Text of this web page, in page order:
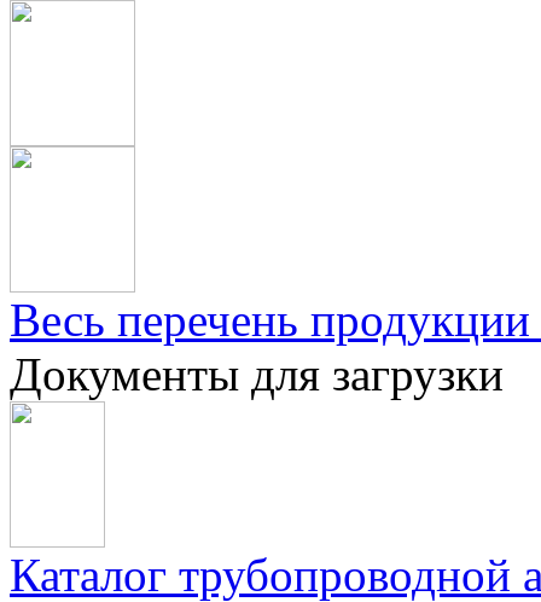
Весь перечень продукции
Документы для загрузки
Каталог